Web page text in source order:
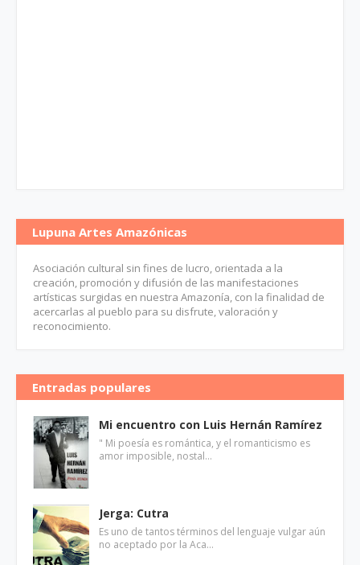
Lupuna Artes Amazónicas
Asociación cultural sin fines de lucro, orientada a la
creación, promoción y difusión de las manifestaciones
artísticas surgidas en nuestra Amazonía, con la finalidad de
acercarlas al pueblo para su disfrute, valoración y
reconocimiento.
Entradas populares
Mi encuentro con Luis Hernán Ramírez
" Mi poesía es romántica, y el romanticismo es
amor imposible, nostal…
Jerga: Cutra
Es uno de tantos términos del lenguaje vulgar aún
no aceptado por la Aca…